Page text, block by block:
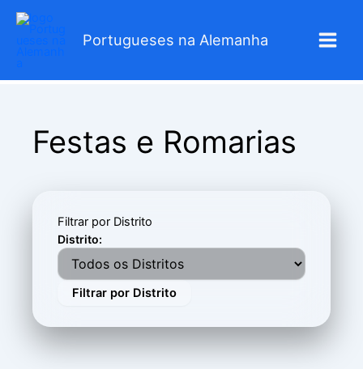
Skip
content
Portugueses na Alemanha
Festas e Romarias
Filtrar por Distrito
Distrito:
Filtrar por Distrito